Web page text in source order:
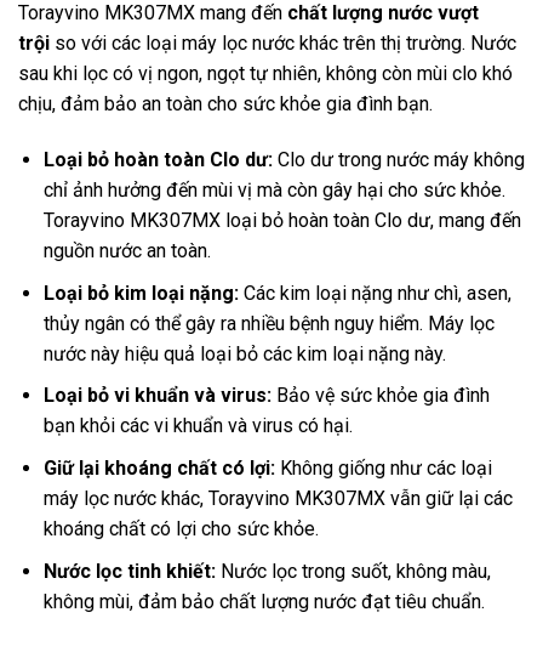
Torayvino MK307MX mang đến chất lượng nước vượt
trội so với các loại máy lọc nước khác trên thị trường. Nước
sau khi lọc có vị ngon, ngọt tự nhiên, không còn mùi clo khó
chịu, đảm bảo an toàn cho sức khỏe gia đình bạn.
Loại bỏ hoàn toàn Clo dư:Clo dư trong nước máy không
chỉ ảnh hưởng đến mùi vị mà còn gây hại cho sức khỏe.
Torayvino MK307MX loại bỏ hoàn toàn Clo dư, mang đến
nguồn nước an toàn.
Loại bỏ kim loại nặng:Các kim loại nặng như chì, asen,
thủy ngân có thể gây ra nhiều bệnh nguy hiểm. Máy lọc
nước này hiệu quả loại bỏ các kim loại nặng này.
Loại bỏ vi khuẩn và virus:Bảo vệ sức khỏe gia đình
bạn khỏi các vi khuẩn và virus có hại.
Giữ lại khoáng chất có lợi:Không giống như các loại
máy lọc nước khác, Torayvino MK307MX vẫn giữ lại các
khoáng chất có lợi cho sức khỏe.
Nước lọc tinh khiết:Nước lọc trong suốt, không màu,
không mùi, đảm bảo chất lượng nước đạt tiêu chuẩn.